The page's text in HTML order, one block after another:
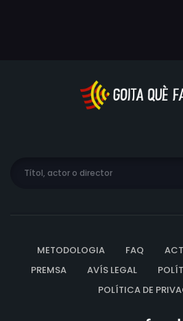
METODOLOGIA FAQ
PREMSA
AVÍS LEGAL
POLÍTICA DE